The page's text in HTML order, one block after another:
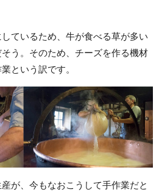
ているため、牛が食べる草が多い
う。そのため、チーズを作る機材
という訳です。
が、今もなおこうして手作業だと